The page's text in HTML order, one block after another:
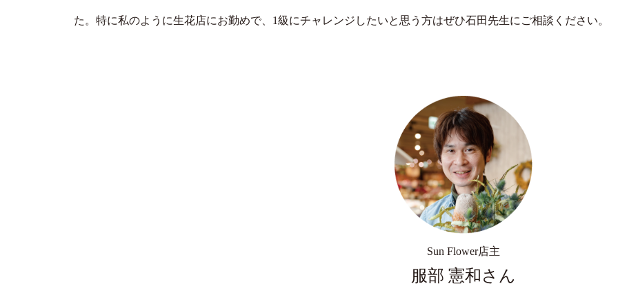
た。特に私のように生花店にお勤めで、1級にチャレンジしたいと思う方はぜひ石田先生にご相談ください。
Sun Flower店主
服部 憲和さん